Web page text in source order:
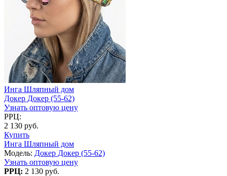
Инга Шляпный дом
Докер Докер (55-62)
Узнать оптовую цену
РРЦ:
2 130 руб.
Купить
Инга Шляпный дом
Модель: Докер Докер (55-62)
Узнать оптовую цену
РРЦ: 2 130 руб.